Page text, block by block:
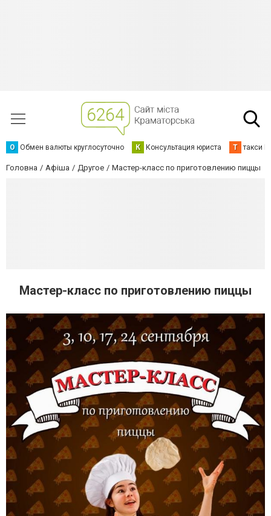
О Обмен валюты круглосуточно К Консультация юриста Т такси
Головна Афіша Другое Мастер-класс по приготовлению пиццы
Мастер-класс по приготовлению пиццы